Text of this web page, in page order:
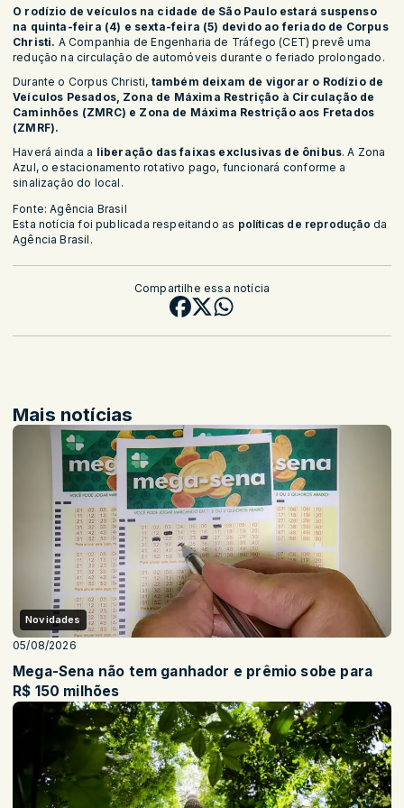
O rodízio de veículos na cidade de São Paulo estará suspenso
na quinta-feira (4) e sexta-feira (5) devido ao feriado de Corpus
Christi. A Companhia de Engenharia de Tráfego (CET) prevê uma
redução na circulação de automóveis durante o feriado prolongado.
Durante o Corpus Christi, também deixam de vigorar o Rodízio de
Veículos Pesados, Zona de Máxima Restrição à Circulação de
Caminhões (ZMRC) e Zona de Máxima Restrição aos Fretados
(ZMRF).
Haverá ainda a liberação das faixas exclusivas de ônibus. A Zona
Azul, o estacionamento rotativo pago, funcionará conforme a
sinalização do local.
Fonte: Agência Brasil
Esta notícia foi publicada respeitando as políticas de reprodução da
Agência Brasil.
Compartilhe essa notícia
Mais notícias
Novidades
05/08/2026
Mega-Sena não tem ganhador e prêmio sobe para
R$ 150 milhões